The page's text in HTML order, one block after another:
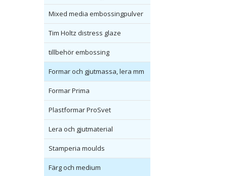
Mixed media embossingpulver
Tim Holtz distress glaze
tillbehör embossing
Formar och gjutmassa, lera mm
Formar Prima
Plastformar ProSvet
Lera och gjutmaterial
Stamperia moulds
Färg och medium